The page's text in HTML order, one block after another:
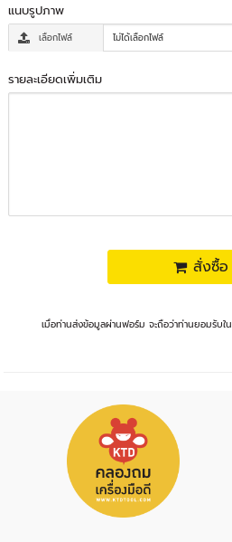
แนบรูปภาพ
เลือกไฟล์ ไม่ได้เลือกไฟล์
รายละเอียดเพิ่มเติม
สั่งซื้อ
เมื่อท่านส่งข้อมูลผ่านฟอร์ม จะถือว่าท่านยอมรับใน